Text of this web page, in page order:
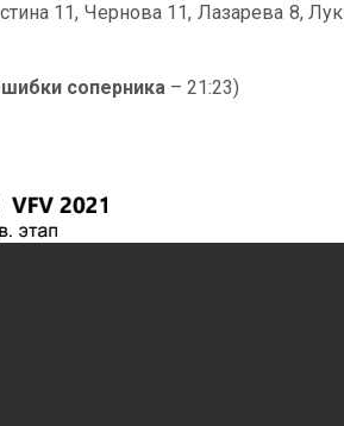
11, Чернова 11, Лазарева 8,
соперника – 21:23)